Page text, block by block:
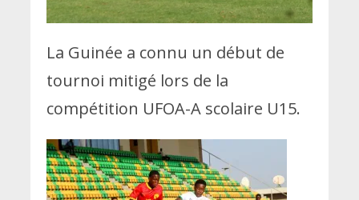
La Guinée a connu un début de
tournoi mitigé lors de la
compétition UFOA-A scolaire U15.